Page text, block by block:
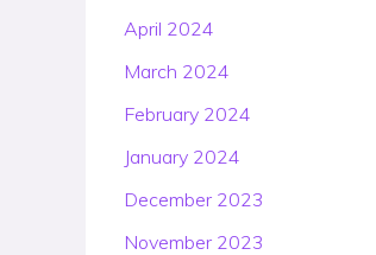
April 2024
March 2024
February 2024
January 2024
December 2023
November 2023